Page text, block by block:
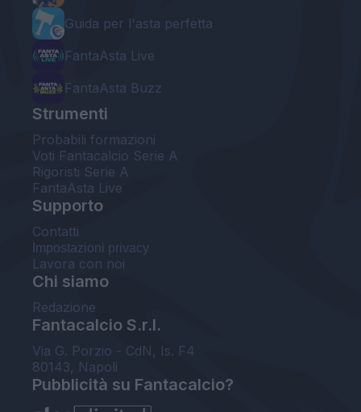
Guida per l'asta perfetta
FantaAsta Live
FantaAsta Buzz
Strumenti
Probabili formazioni
Voti Fantacalcio Serie A
Rigoristi Serie A
FantaAsta Live
Supporto
Contatti
Impostazioni privacy
Lavora con noi
Chi siamo
Redazione
Fantacalcio S.r.l.
Via G. Porzio - CdN, Is. F4
80143, Napoli
Pubblicità su Fantacalcio?